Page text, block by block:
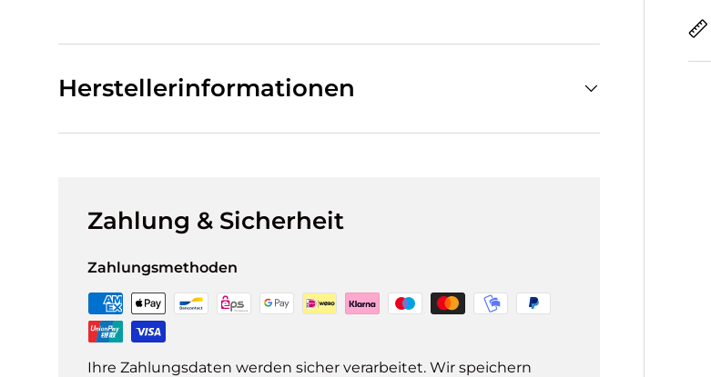
Herstellerinformationen
Zahlung & Sicherheit
Zahlungsmethoden
Ihre Zahlungsdaten werden sicher verarbeitet. Wir speichern